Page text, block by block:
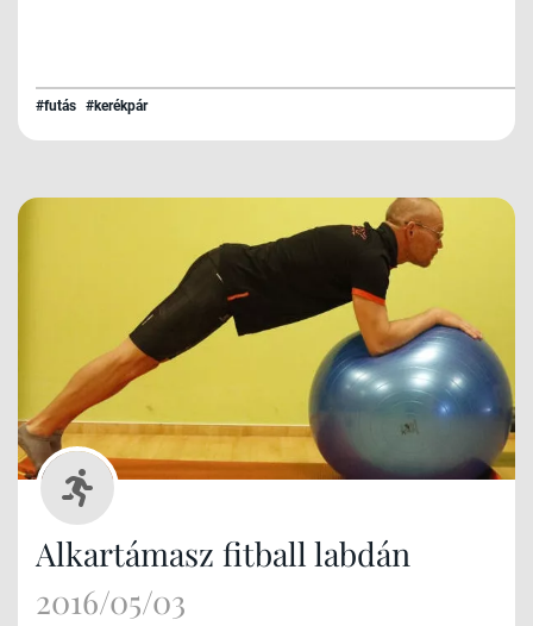
#futás #kerékpár
Alkartámasz fitball labdán
2016/05/03